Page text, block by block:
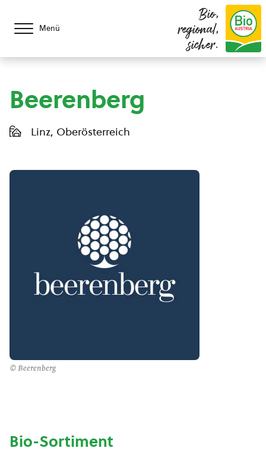
Menü
Bio,
regional,
sicher.
Beerenberg
Linz, Oberösterreich
© Beerenberg
Bio-Sortiment